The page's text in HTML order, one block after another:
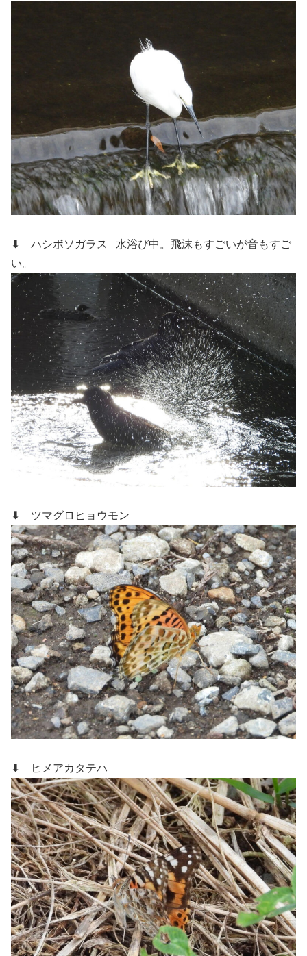
⬇ ハシボソガラス 水浴び中。飛沫もすごいが音もすご
い。
⬇ ツマグロヒョウモン
⬇ ヒメアカタテハ